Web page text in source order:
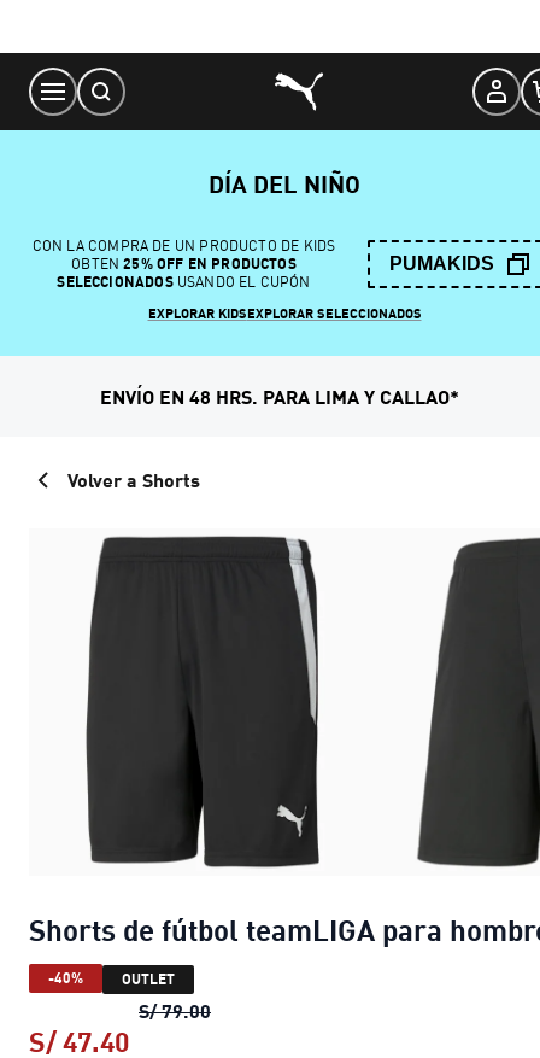
Content
DÍA DEL NIÑO
CON LA COMPRA DE UN PRODUCTO DE KIDS
OBTEN 25% OFF EN PRODUCTOS
SELECCIONADOSUSANDO EL CUPÓN
PUMAKIDS
EXPLORAR KIDSEXPLORAR SELECCIONADOS
ENVÍO EN 48 HRS. PARA LIMA Y CALLAO*
Volver a Shorts
Shorts de fútbol teamLIGA para
-40% OUTLET
S/ 79.00Shorts de fútbol teamLIGA para
S/ 47.40